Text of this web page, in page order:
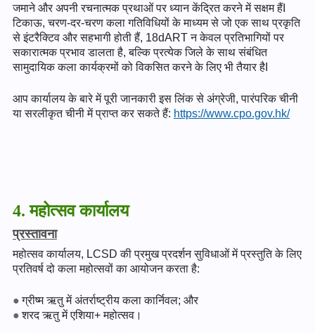
जमाने और अपनी रचनात्मक प्रथाओं पर ध्यान केंद्रित करने में सक्षम हैंI
टिकाऊ, चरण-दर-चरण कला गतिविधियों के माध्यम से जो एक साथ प्रकृति
से इंटरैक्टिव और सहभागी होती हैं, 18dART न केवल प्रतिभागियों पर
सकारात्मक प्रभाव डालता है, बल्कि प्रत्येक जिले के साथ संबंधित
सामुदायिक कला कार्यक्रमों को विकसित करने के लिए भी तैयार हैI
आप कार्यालय के बारे में पूरी जानकारी इस लिंक से अंग्रेजी, पारंपरिक चीनी
या सरलीकृत चीनी में प्राप्त कर सकते हैं: https://www.cpo.gov.hk/
4. महोत्सव कार्यालय
प्रस्तावना
महोत्सव कार्यालय, LCSD की प्रमुख प्रदर्शन सुविधाओं में प्रस्तुति के लिए
प्रतिवर्ष दो कला महोत्सवों का आयोजन करता है:
ग्रीष्म ऋतु में अंतर्राष्ट्रीय कला कार्निवल; और
शरद ऋतु में एशिया+ महोत्सव।